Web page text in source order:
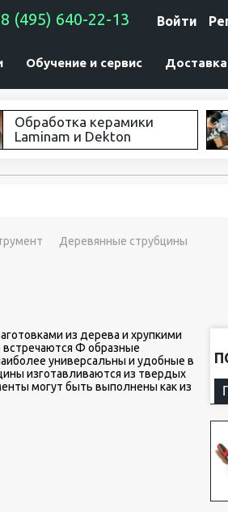
Войти
8 (495) 640-22-13
Обучение и сервис
Обработка керамики
Laminam и Dekton
Деревянные струбцины
из дерева и хрупкими
встречаются Ф образные
универсальны и удобные в
изготавливаются из твердых
могут быть выполнены как из